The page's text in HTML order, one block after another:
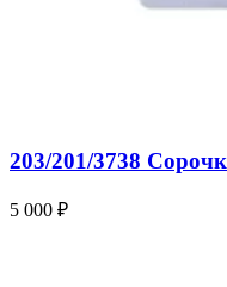
203/201/3738
5 000 ₽